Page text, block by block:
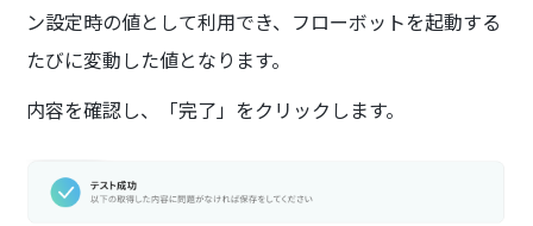
ン設定時の値として利用でき、フローボットを起動する
たびに変動した値となります。
内容を確認し、「完了」をクリックします。